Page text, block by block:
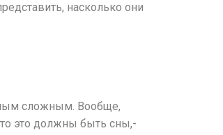
насколько они
сложным. Вообще,
это должны быть сны,-